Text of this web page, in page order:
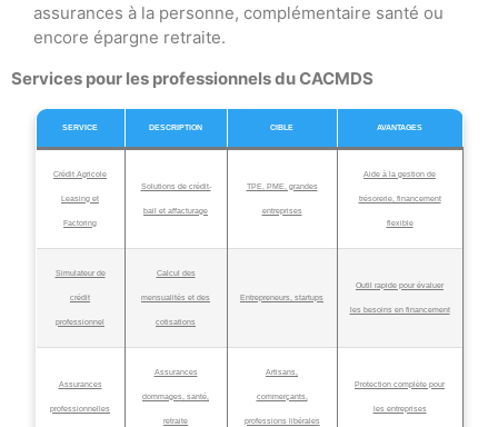
assurances à la personne, complémentaire santé ou
encore épargne retraite.
Services pour les professionnels du CACMDS
SERVICE DESCRIPTION CIBLE AVANTAGES
Crédit Agricole
Leasing et
Factoring
Solutions de crédit-
bail et affacturage
TPE, PME, grandes
entreprises
Aide à la gestion de
trésorerie, financement
flexible
Simulateur de
crédit
professionnel
Calcul des
mensualités et des
cotisations
Entrepreneurs, startups
Outil rapide pour évaluer
les besoins en financement
Assurances
professionnelles
Assurances
dommages, santé,
retraite
Artisans,
commerçants,
professions libérales
Protection complète pour
les entreprises